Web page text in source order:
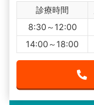
診療時間
8:30～12:00
14:00～18:00